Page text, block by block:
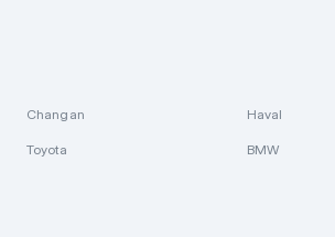
Changan Haval
Toyota BMW